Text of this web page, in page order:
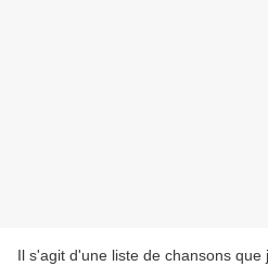
Il s'agit d'une liste de chansons